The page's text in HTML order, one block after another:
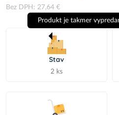
Bez DPH: 27,64 €
Stav
2 ks
Produkt je takmer